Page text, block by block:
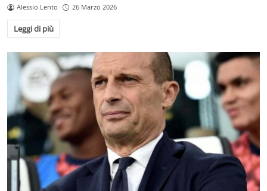
Alessio Lento 26 Marzo 2026
Leggi di più